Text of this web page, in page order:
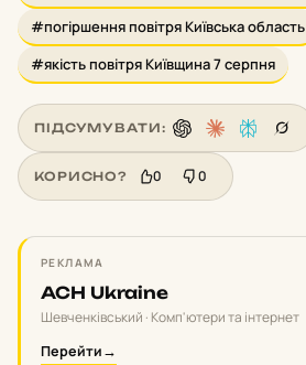
#погіршення повітря Київська область
#якість повітря Київщина 7 серпня
ПІДСУМУВАТИ:
КОРИСНО? 0 0
РЕКЛАМА
ACH Ukraine
Шевченківський · Комп'ютери та інтернет
Перейти→